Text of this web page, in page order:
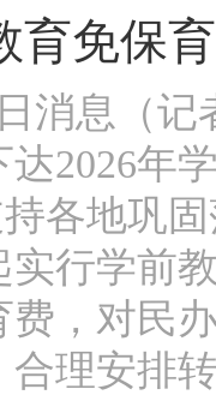
育免保
消息（
达2026年
各地巩
实行学前
，对民
合理安排